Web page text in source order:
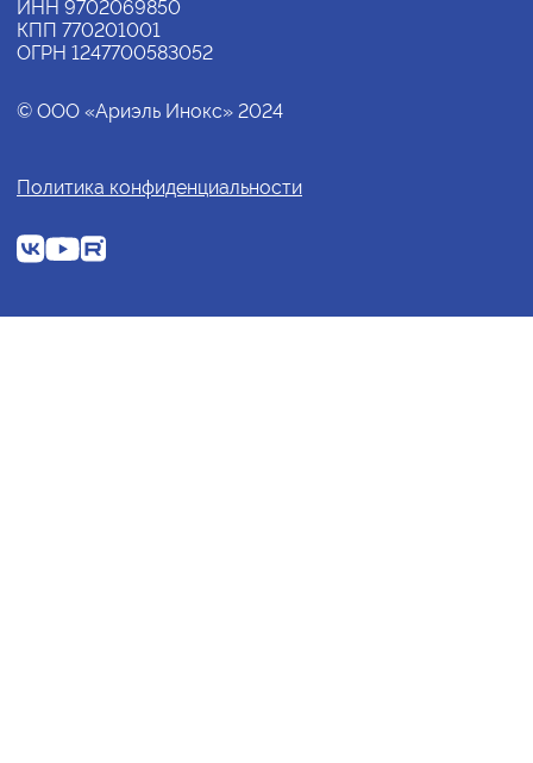
ИНН 9702069850
КПП 770201001
ОГРН 1247700583052
© ООО «Ариэль Инокс» 2024
Политика конфиденциальности